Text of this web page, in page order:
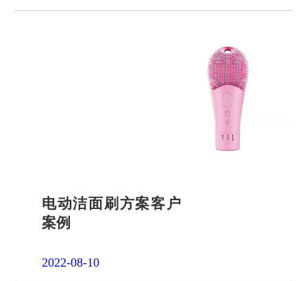
电动洁面刷方案客户
案例
2022-08-10